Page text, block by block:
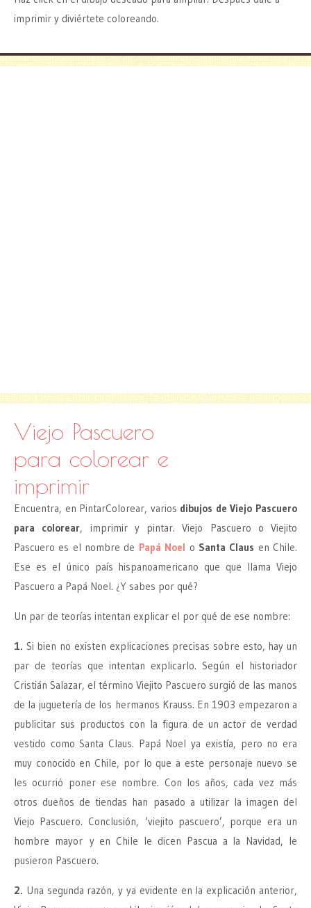
imprimir y diviértete coloreando.
Viejo Pascuero
para colorear e
imprimir
Encuentra, en PintarColorear, varios dibujos de Viejo Pascuero
para colorear, imprimir y pintar. Viejo Pascuero o Viejito
Pascuero es el nombre de Papá Noel o Santa Claus en Chile.
Ese es el único país hispanoamericano que que llama Viejo
Pascuero a Papá Noel. ¿Y sabes por qué?
Un par de teorías intentan explicar el por qué de ese nombre:
1. Si bien no existen explicaciones precisas sobre esto, hay un
par de teorías que intentan explicarlo. Según el historiador
Cristián Salazar, el término Viejito Pascuero surgió de las manos
de la juguetería de los hermanos Krauss. En 1903 empezaron a
publicitar sus productos con la figura de un actor de verdad
vestido como Santa Claus. Papá Noel ya existía, pero no era
muy conocido en Chile, por lo que a este personaje nuevo se
les ocurrió poner ese nombre. Con los años, cada vez más
otros dueños de tiendas han pasado a utilizar la imagen del
Viejo Pascuero. Conclusión, ‘viejito pascuero’, porque era un
hombre mayor y en Chile le dicen Pascua a la Navidad, le
pusieron Pascuero.
2. Una segunda razón, y ya evidente en la explicación anterior,